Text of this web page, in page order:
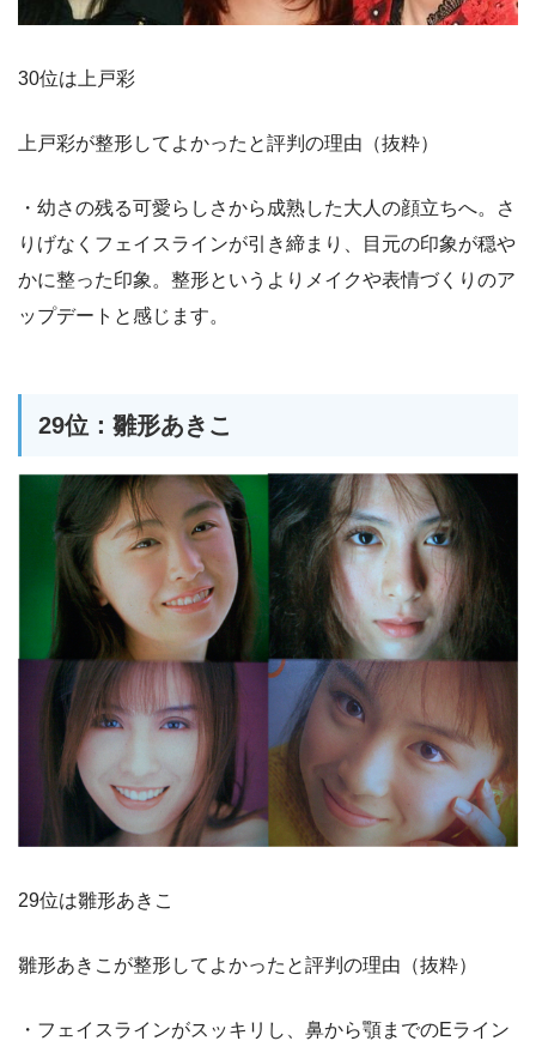
30位は上戸彩
上戸彩が整形してよかったと評判の理由（抜粋）
・幼さの残る可愛らしさから成熟した大人の顔立ちへ。さ
りげなくフェイスラインが引き締まり、目元の印象が穏や
かに整った印象。整形というよりメイクや表情づくりのア
ップデートと感じます。
29位：雛形あきこ
29位は雛形あきこ
雛形あきこが整形してよかったと評判の理由（抜粋）
・フェイスラインがスッキリし、鼻から顎までのEライン